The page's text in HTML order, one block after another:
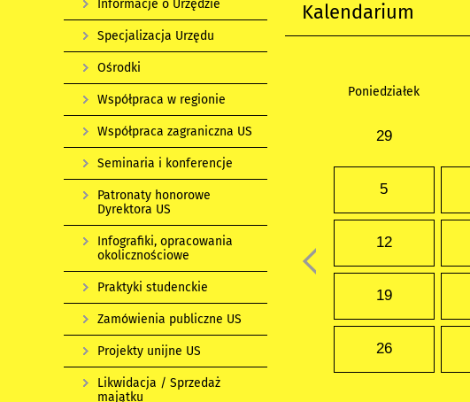
Kalendarium
Poniedziałek
29
5
12
19
26
Informacje o Urzędzie
Specjalizacja Urzędu
Ośrodki
Współpraca w regionie
Współpraca zagraniczna US
Seminaria i konferencje
Patronaty honorowe
Dyrektora US
Infografiki, opracowania
okolicznościowe
Praktyki studenckie
Zamówienia publiczne US
Projekty unijne US
Likwidacja / Sprzedaż
majątku